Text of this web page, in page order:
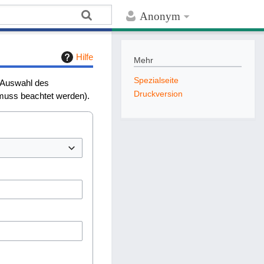
Anonym
Hilfe
des
beachtet werden).
Mehr
Spezialseite
Druckversion